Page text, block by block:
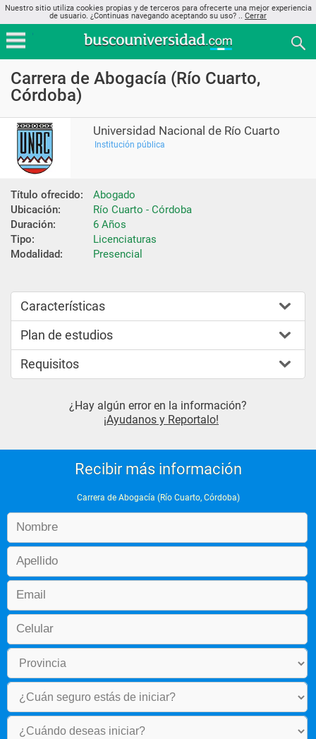
Nuestro sitio utiliza cookies propias y de terceros para ofrecerte una mejor experiencia
de usuario. ¿Continuas navegando aceptando su uso? .. Cerrar
Carrera de Abogacía (Río Cuarto,
Córdoba)
Universidad Nacional de Río Cuarto
Institución pública
Título ofrecido:
Abogado
Ubicación:
Río Cuarto - Córdoba
Duración:
6 Años
Tipo:
Licenciaturas
Modalidad:
Presencial
Características
Plan de estudios
Requisitos
¿Hay algún error en la información?
¡Ayudanos y Reportalo!
Recibir más información
Carrera de Abogacía (Río Cuarto, Córdoba)